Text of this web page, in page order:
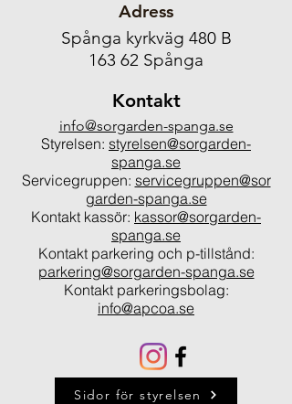
Adress
Spånga kyrkväg 480 B
163 62 Spånga
Kontakt
info@sorgarden-spanga.se
Styrelsen: styrelsen@sorgarden-
spanga.se
Servicegruppen: servicegruppen@sor
garden-spanga.se
Kontakt kassör: kassor@sorgarden-
spanga.se
Kontakt parkering och p-tillstånd:
parkering@sorgarden-spanga.se
Kontakt parkeringsbolag:
info@apcoa.se
Sidor för styrelsen